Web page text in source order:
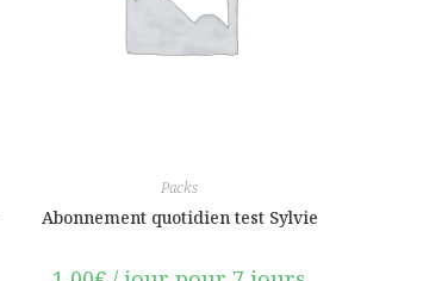
Packs
Abonnement quotidien test Sylvie